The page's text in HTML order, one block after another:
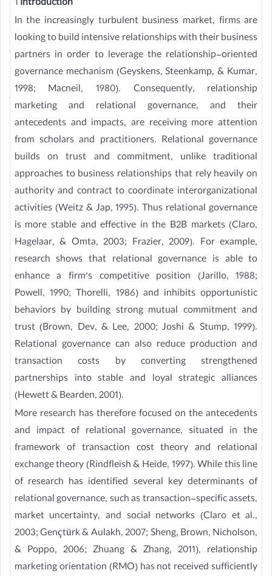
1 Introduction
In the increasingly turbulent business market, firms are
looking to build intensive relationships with their business
partners in order to leverage the relationship-oriented
governance mechanism (Geyskens, Steenkamp, & Kumar,
1998; Macneil, 1980). Consequently, relationship
marketing and relational governance, and their
antecedents and impacts, are receiving more attention
from scholars and practitioners. Relational governance
builds on trust and commitment, unlike traditional
approaches to business relationships that rely heavily on
authority and contract to coordinate interorganizational
activities (Weitz & Jap, 1995). Thus relational governance
is more stable and effective in the B2B markets (Claro,
Hagelaar, & Omta, 2003; Frazier, 2009). For example,
research shows that relational governance is able to
enhance a firm’s competitive position (Jarillo, 1988;
Powell, 1990; Thorelli, 1986) and inhibits opportunistic
behaviors by building strong mutual commitment and
trust (Brown, Dev, & Lee, 2000; Joshi & Stump, 1999).
Relational governance can also reduce production and
transaction costs by converting strengthened
partnerships into stable and loyal strategic alliances
(Hewett & Bearden, 2001).
More research has therefore focused on the antecedents
and impact of relational governance, situated in the
framework of transaction cost theory and relational
exchange theory (Rindfleish & Heide, 1997). While this line
of research has identified several key determinants of
relational governance, such as transaction-specific assets,
market uncertainty, and social networks (Claro et al.,
2003; Gençtürk & Aulakh, 2007; Sheng, Brown, Nicholson,
& Poppo, 2006; Zhuang & Zhang, 2011), relationship
marketing orientation (RMO) has not received sufficiently